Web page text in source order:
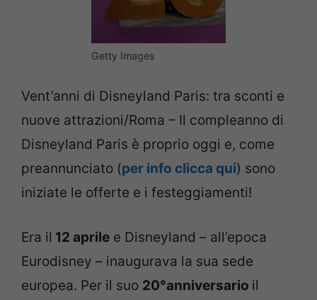
Getty Images
Vent’anni di Disneyland Paris: tra sconti e
nuove attrazioni/Roma – Il compleanno di
Disneyland Paris è proprio oggi e, come
preannunciato (per info clicca qui) sono
iniziate le offerte e i festeggiamenti!
Era il 12 aprile e Disneyland – all’epoca
Eurodisney – inaugurava la sua sede
europea. Per il suo 20°anniversario il